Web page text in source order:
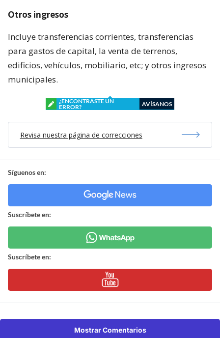
Otros ingresos
Incluye transferencias corrientes, transferencias
para gastos de capital, la venta de terrenos,
edificios, vehículos, mobiliario, etc; y otros ingresos
municipales.
¿ENCONTRASTE UN
ERROR?
AVÍSANOS
Revisa nuestra página de correcciones
Síguenos en:
Suscríbete en:
Suscríbete en:
Mostrar Comentarios